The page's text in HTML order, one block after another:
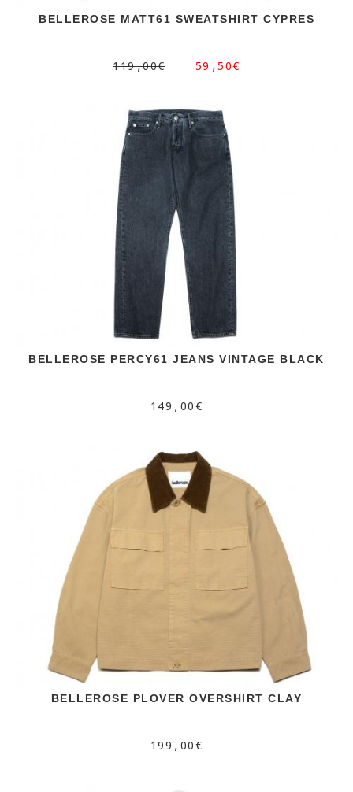
BELLEROSE MATT61 SWEATSHIRT CYPRES
119,00€ 59,50€
BELLEROSE PERCY61 JEANS VINTAGE BLACK
149,00€
BELLEROSE PLOVER OVERSHIRT CLAY
199,00€